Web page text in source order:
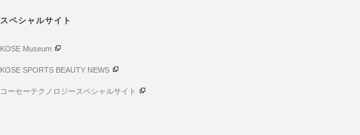
スペシャルサイト
KOSE Museum
KOSE SPORTS BEAUTY NEWS
コーセーテクノロジースペシャルサイト